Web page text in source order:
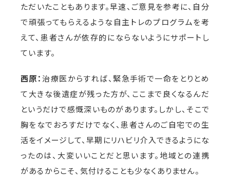
ただいたこともあります。早速、ご意見を参考に、自分
で頑張ってもらえるような自主トレのプログラムを考
えて、患者さんが依存的にならないようにサポートし
ています。
西原：治療医からすれば、緊急手術で一命をとりとめ
て大きな後遺症が残った方が、ここまで良くなるんだ
というだけで感慨深いものがあります。しかし、そこで
胸をなでおろすだけでなく、患者さんのご自宅での生
活をイメージして、早期にリハビリ介入できるようにな
ったのは、大変いいことだと思います。地域との連携
があるからこそ、気付けることも少なくありません。